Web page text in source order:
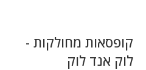
קופסאות מחולקות -
לוק אנד לוק